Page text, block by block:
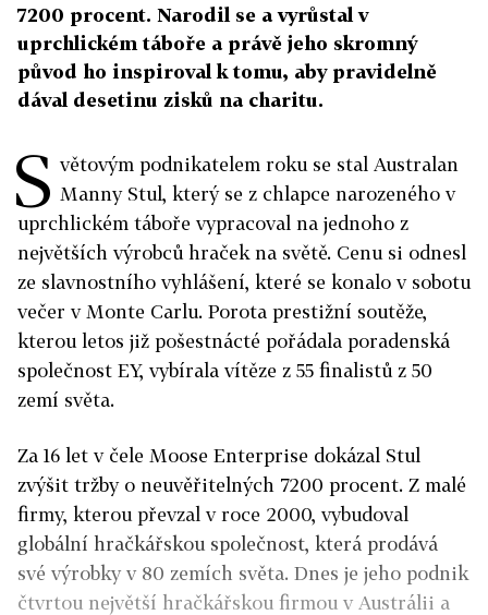
7200 procent. Narodil se a vyrůstal v
uprchlickém táboře a právě jeho skromný
původ ho inspiroval k tomu, aby pravidelně
dával desetinu zisků na charitu.
S větovým podnikatelem roku se stal Australan
Manny Stul, který se z chlapce narozeného v
uprchlickém táboře vypracoval na jednoho z
největších výrobců hraček na světě. Cenu si odnesl
ze slavnostního vyhlášení, které se konalo v sobotu
večer v Monte Carlu. Porota prestižní soutěže,
kterou letos již pošestnácté pořádala poradenská
společnost EY, vybírala vítěze z 55 finalistů z 50
zemí světa.
Za 16 let v čele Moose Enterprise dokázal Stul
zvýšit tržby o neuvěřitelných 7200 procent. Z malé
firmy, kterou převzal v roce 2000, vybudoval
globální hračkářskou společnost, která prodává
své výrobky v 80 zemích světa. Dnes je jeho podnik
čtvrtou největší hračkářskou firmou v Austrálii a